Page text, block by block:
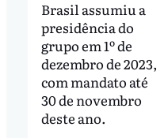
Brasil assumiu a
presidência do
grupo em 1º de
dezembro de 2023,
com mandato até
30 de novembro
deste ano.